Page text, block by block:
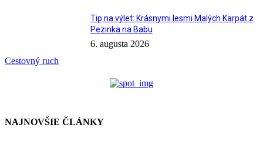
Cestovný ruch
Tip na výlet: Krásnymi lesmi Malých Karpát z
Pezinka na Babu
6. augusta 2026
NAJNOVŠIE ČLÁNKY